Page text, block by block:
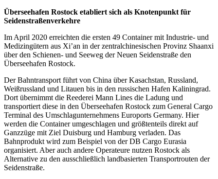
Überseehafen Rostock etabliert sich als Knotenpunkt für
Seidenstraßenverkehre
Im April 2020 erreichten die ersten 49 Container mit Industrie- und
Medizingütern aus Xi’an in der zentralchinesischen Provinz Shaanxi
über den Schienen- und Seeweg der Neuen Seidenstraße den
Überseehafen Rostock.
Der Bahntransport führt von China über Kasachstan, Russland,
Weißrussland und Litauen bis in den russischen Hafen Kaliningrad.
Dort übernimmt die Reederei Mann Lines die Ladung und
transportiert diese in den Überseehafen Rostock zum General Cargo
Terminal des Umschlagunternehmens Euroports Germany. Hier
werden die Container umgeschlagen und größtenteils direkt auf
Ganzzüge mit Ziel Duisburg und Hamburg verladen. Das
Bahnprodukt wird zum Beispiel von der DB Cargo Eurasia
organisiert. Aber auch andere Operateure nutzen Rostock als
Alternative zu den ausschließlich landbasierten Transportrouten der
Seidenstraße.